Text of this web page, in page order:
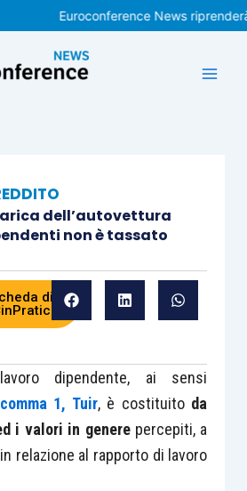
Euroconference News riprenderà le
dell’autovettura
non è tassato
di
dipendente, ai sensi
1, Tuir, è costituito da
i valori in generepercepiti, a
relazione al rapporto di lavoro